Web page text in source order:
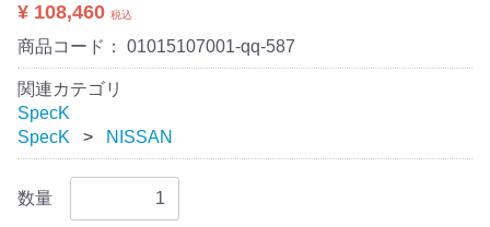
¥ 108,460 税込
商品コード： 01015107001-qq-587
関連カテゴリ
SpecK
SpecK
NISSAN
数量